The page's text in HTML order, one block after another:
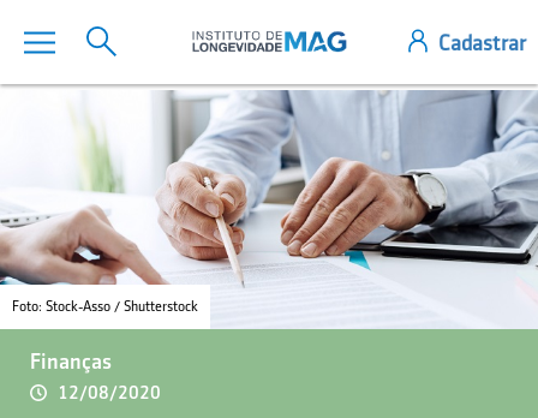
Foto: Stock-Asso / Shutterstock
Finanças
12/08/2020